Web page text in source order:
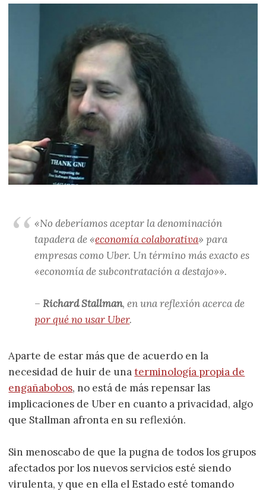
«No deberíamos aceptar la denominación
tapadera de «economía colaborativa» para
empresas como Uber. Un término más exacto es
«economía de subcontratación a destajo»».
–Richard Stallman, en una reflexión acerca de
por qué no usar Uber.
Aparte de estar más que de acuerdo en la
necesidad de huir de unaterminología propia de
engañabobos, no está de más repensar las
implicaciones de Uber en cuanto a privacidad, algo
que Stallman afronta en su reflexión.
Sin menoscabo de que la pugna de todos los grupos
afectados por los nuevos servicios esté siendo
virulenta, y que en ella el Estado esté tomando